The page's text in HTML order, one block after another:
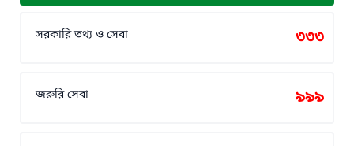
সরকারি তথ্য ও সেবা ৩৩৩
জরুরি সেবা ৯৯৯